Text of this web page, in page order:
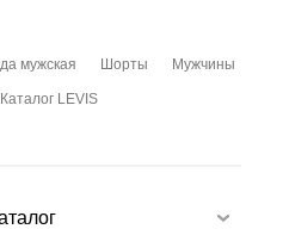
мужская Шорты Мужчины
Каталог LEVIS